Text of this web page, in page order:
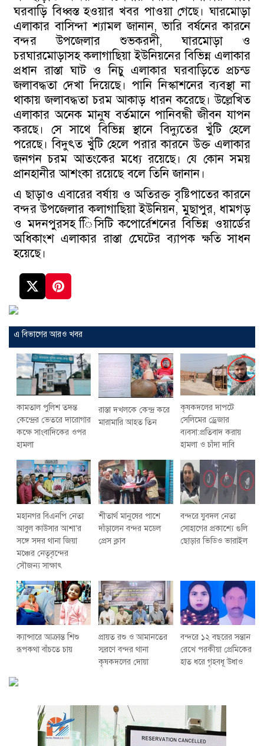
ঘরবাড়ি বিধ্বস্ত হওয়ার খবর পাওয়া গেছে। ঘারমোড়া
এলাকার বাসিন্দা শ্যামল জানান, ভারি বর্ষনের কারনে
বন্দর উপজেলার শুভকরদী, ঘারমোড়া ও
চরঘারমোড়াসহ কলাগাছিয়া ইউনিয়নের বিভিন্ন এলাকার
প্রধান রাস্তা ঘাট ও নিচু এলাকার ঘরবাড়িতে প্রচন্ড
জলাবদ্ধতা দেখা দিয়েছে। পানি নিস্কাশনের ব্যবস্থা না
থাকায় জলাবদ্ধতা চরম আকাড় ধারন করেছে। উল্লেখিত
এলাকার অনেক মানুষ বর্তমানে পানিবন্ধী জীবন যাপন
করছে। সে সাথে বিভিন্ন স্থানে বিদ্যুতের খুঁটি হেলে
পরেছে। বিদুৎত খুঁটি হেলে পরার কারনে উক্ত এলাকার
জনগন চরম আতংকের মধ্যে রয়েছে। যে কোন সময়
প্রানহানীর আশংকা রয়েছে বলে তিনি জানান।
এ ছাড়াও এবারের বর্ষায় ও অতিরক্ত বৃষ্টিপাতের কারনে
বন্দর উপজেলার কলাগাছিয়া ইউনিয়ন, মুছাপুর, ধামগড়
ও মদনপুরসহ িিসিটি কপোর্রেশনের বিভিন্ন ওয়ার্ডের
অধিকাংশ এলাকার রাস্তা ঘেেটের ব্যাপক ক্ষতি সাধন
হয়েছে।
এ বিভাগের আরও খবর
কামতাল পুলিশ তদন্ত
কেন্দ্রের ভেতরে দারোগার
কক্ষে সাংবাদিকের ওপর
হামলা
রাস্তা দখলকে কেন্দ্র করে
মারামারি আহত তিন
কৃষকদলের দাপটে
সেলিমের ড্রেজার
ব্যবসা:প্রতিবাদ করায়
হামলা ও চাঁদা দাবি
মহানগর বিএনপি নেতা
আবুল কাউসার আশা’র
সঙ্গে সদর থানা জিয়া
মঞ্চের নেতৃবৃন্দের
সৌজন্য সাক্ষাৎ
শীতার্থ মানুষের পাশে
দাঁড়ালেন বন্দর মডেল
প্রেস ক্লাব
বন্দরে যুবদল নেতা
সোহাগের প্রকাশ্যে গুলি
ছোড়ার ভিডিও ভারাইল
ক্যান্সারে আক্রান্ত শিশু
রূপকথা বাঁচতে চায়
প্রায়ত রশু ও আমানতের
স্মরণে বন্দর থানা
কৃষকদলের দোয়া
বন্দরে ১২ বছরের সন্তান
রেখে পরকীয়া প্রেমিকের
হাত ধরে গৃহবধূ উধাও